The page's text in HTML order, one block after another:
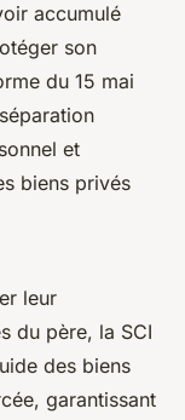
accumulé
son
du 15 mai
et
biens privés
leur
du père, la SCI
des biens
garantissant